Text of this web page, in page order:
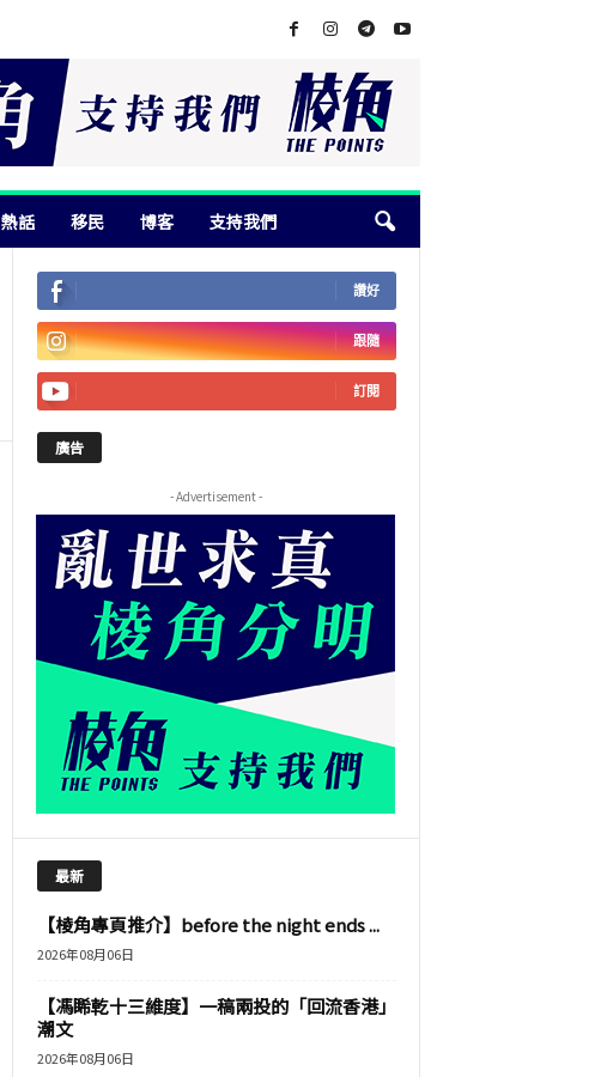
熱話 移民 博客 支持我們
讚好
跟隨
訂閱
廣告
- Advertisement -
最新
【棱角專頁推介】before the night ends ...
2026年08月06日
【馮睎乾十三維度】一稿兩投的「回流香港」
潮文
2026年08月06日